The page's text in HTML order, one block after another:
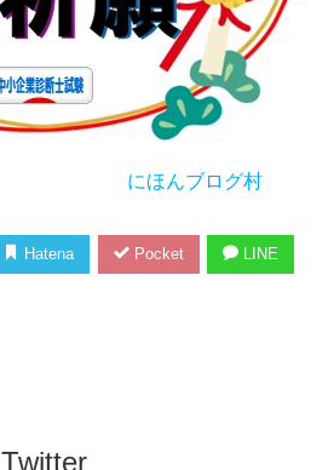
にほんブログ村
Hatena Pocket LINE
Twitter